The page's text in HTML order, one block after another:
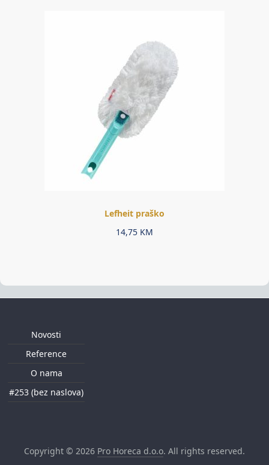
Lefheit praško
14,75 KM
Novosti
Reference
O nama
#253 (bez naslova)
Copyright © 2026 Pro Horeca d.o.o. All rights reserved.